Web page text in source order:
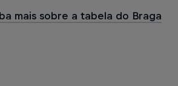
mais sobre a tabela do Braga